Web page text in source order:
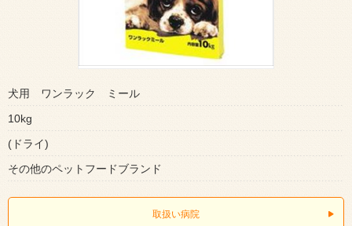
犬用 ワンラック ミール
10kg
(ドライ)
その他のペットフードブランド
取扱い病院